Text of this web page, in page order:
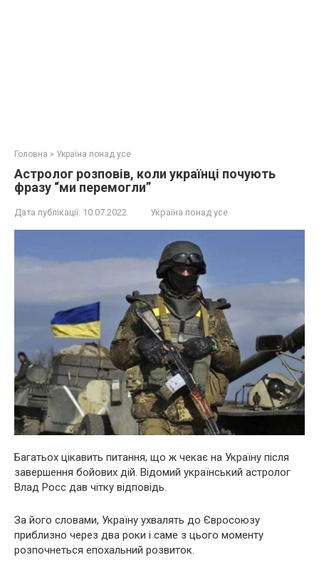
Головна » Україна понад усе
Астролог розповів, коли українці почують
фразу “ми перемогли”
Дата публікації: 10.07.2022 Україна понад усе
Багатьох цікавить питання, що ж чекає на Україну після
завершення бойових дій. Відомий український астролог
Влад Росс дав чітку відповідь.
За його словами, Україну ухвалять до Євросоюзу
приблизно через два роки і саме з цього моменту
розпочнеться епохальний розвиток.